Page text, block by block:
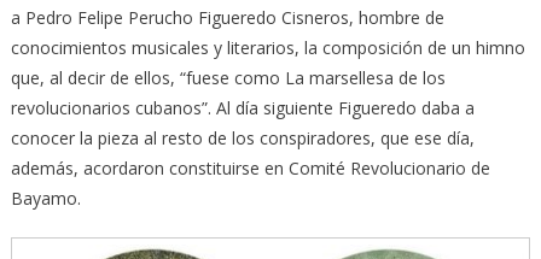
a Pedro Felipe Perucho Figueredo Cisneros, hombre de
conocimientos musicales y literarios, la composición de un himno
que, al decir de ellos, “fuese como La marsellesa de los
revolucionarios cubanos”. Al día siguiente Figueredo daba a
conocer la pieza al resto de los conspiradores, que ese día,
además, acordaron constituirse en Comité Revolucionario de
Bayamo.